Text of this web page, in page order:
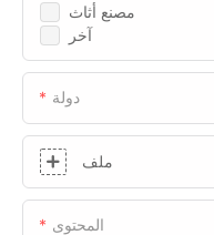
مصنع أثاث
آخر
دولة
ملف
المحتوى